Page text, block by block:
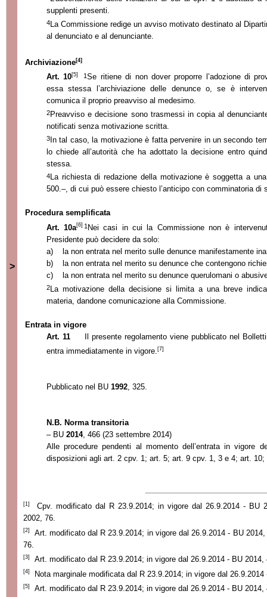
>
supplenti presenti.
4La Commissione redige un avviso motivato destinato al
al denunciato e al denunciante.
Archiviazione[4]
Art.10[5] 1 Se ritiene di non dover proporre l’adozione di
essa stessa l’archiviazione delle denunce o, se è
comunica il proprio preavviso al medesimo.
2Preavviso e decisione sono trasmessi in copia al
notificati senza motivazione scritta.
3 In tal caso, la motivazione è fatta pervenire in un secondo
lo chiede all’autorità che ha adottato la decisione entro
stessa.
4La richiesta di redazione della motivazione è soggetta a
500.–, di cui può essere chiesto l’anticipo con comminatoria di
Procedura semplificata
Art.10a[6] 1 Nei casi in cui la Commissione non è
Presidente può decidere da solo:
a)
la non entrata nel merito sulle denunce manifestamente
b)
la non entrata nel merito su denunce che contengono
c)
la non entrata nel merito su denunce querulomani o
2La motivazione della decisione si limita a una breve
materia, dandone comunicazione alla Commissione.
Entrata in vigore
Art. 11
Il presente regolamento viene pubblicato nel
entra immediatamente in vigore. [7]
Pubblicato nel BU 1992 , 325.
N.B. Norma transitoria
– BU 2014, 466 (23 settembre 2014)
Alle procedure pendenti al momento dell’entrata in vigore
disposizioni agli art. 2 cpv. 1; art. 5; art. 9 cpv. 1, 3 e 4; art. 10;
[1] Cpv. modificato dal R 23.9.2014; in vigore dal 26.9.2014 - BU
2002, 76.
[2]
Art. modificato dal R 23.9.2014; in vigore dal 26.9.2014 - BU
76.
[3] Art. modificato dal R 23.9.2014; in vigore dal 26.9.2014 - BU 2014,
[4] Nota marginale modificata dal R 23.9.2014; in vigore dal
[5] Art. modificato dal R 23.9.2014; in vigore dal 26.9.2014 - BU 2014,